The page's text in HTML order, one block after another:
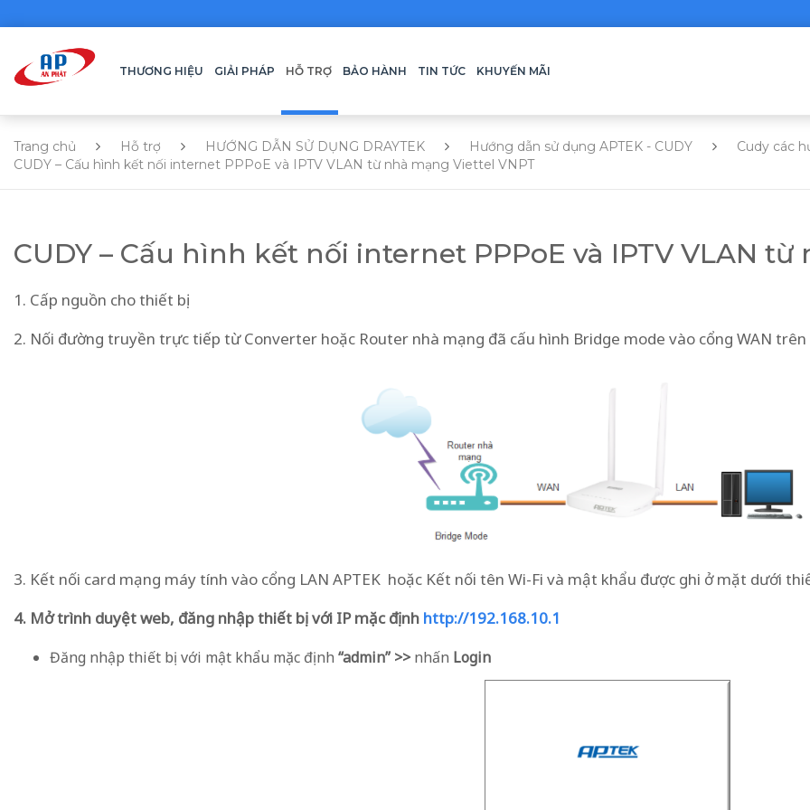
THƯƠNG HIỆU GIẢI PHÁP HỖ TRỢ BẢO HÀNH TIN TỨC KHUYẾN MÃI
Trang chủ Hỗ trợ HƯỚNG DẪN SỬ DỤNG DRAYTEK Hướng dẫn sử dụng APTEK - CUDY
Cudy các
CUDY – Cấu hình kết nối internet PPPoE và IPTV VLAN từ nhà mạng Viettel VNPT
CUDY – Cấu hình kết nối internet PPPoE và IPTV VLAN
1. Cấp nguồn cho thiết bị
2. Nối đường truyền trực tiếp từ Converter hoặc Router nhà mạng đã cấu hình Bridge mode vào cổng WAN trên
3. Kết nối card mạng máy tính vào cổng LAN APTEK hoặc Kết nối tên Wi-Fi và mật khẩu được ghi ở mặt dưới
4. Mở trình duyệt web, đăng nhập thiết bị với IP mặc định http://192.168.10.1
Đăng nhập thiết bị với mật khẩu mặc định “admin” >> nhấn Login